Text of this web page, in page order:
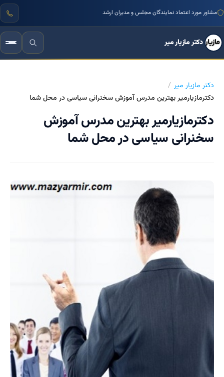
مشاور مورد اعتماد نمایندگان مجلس و مدیران ارشد
دکتر مازیار میر
دکتر مازیار میر
دکترمازیارمیر بهترین مدرس آموزش سخنرانی سیاسی در محل شما
دکترمازیارمیر بهترین مدرس آموزش
سخنرانی سیاسی در محل شما